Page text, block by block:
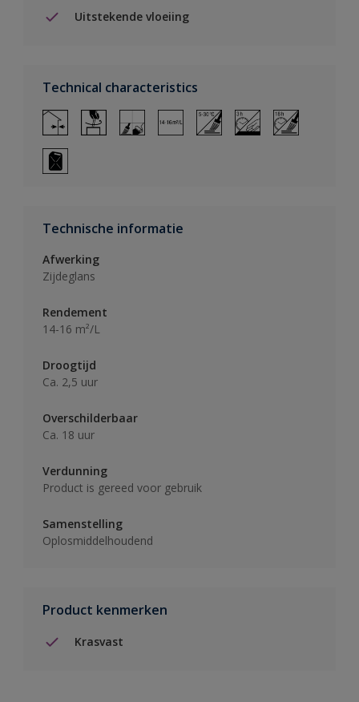
Uitstekende vloeiing
Technical characteristics
Technische informatie
Afwerking
Zijdeglans
Rendement
14-16 m²/L
Droogtijd
Ca. 2,5 uur
Overschilderbaar
Ca. 18 uur
Verdunning
Product is gereed voor gebruik
Samenstelling
Oplosmiddelhoudend
Product kenmerken
Krasvast